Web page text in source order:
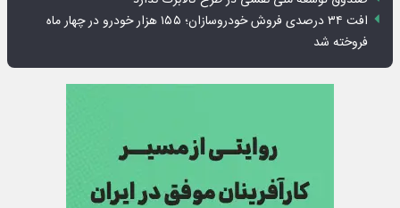
افت ۳۴ درصدی فروش خودروسازان؛ ۱۵۵ هزار خودرو در چهار ماه
فروخته شد